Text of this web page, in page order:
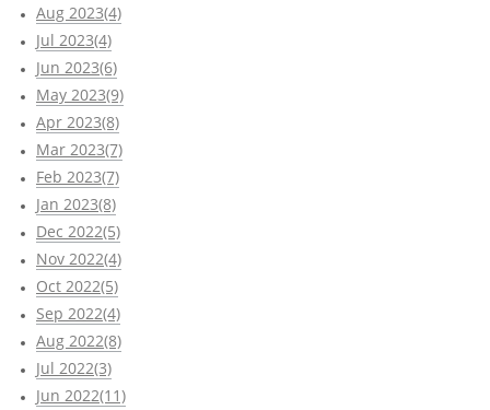
Aug 2023(4)
Jul 2023(4)
Jun 2023(6)
May 2023(9)
Apr 2023(8)
Mar 2023(7)
Feb 2023(7)
Jan 2023(8)
Dec 2022(5)
Nov 2022(4)
Oct 2022(5)
Sep 2022(4)
Aug 2022(8)
Jul 2022(3)
Jun 2022(11)